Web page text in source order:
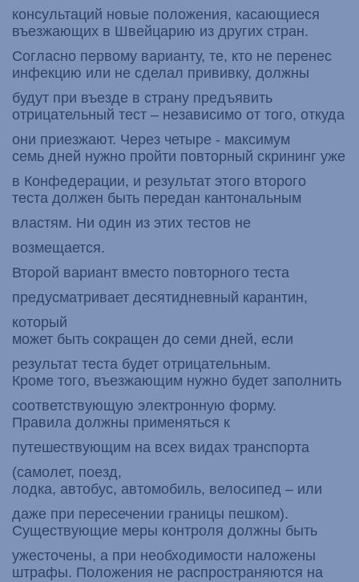
консультаций новые положения, касающиеся
въезжающих в Швейцарию из других стран.
Согласно первому варианту, те, кто не перенес
инфекцию или не сделал прививку, должны
будут при въезде в страну предъявить
отрицательный тест – независимо от того, откуда
они приезжают. Через четыре - максимум
семь дней нужно пройти повторный скрининг уже
в Конфедерации, и результат этого второго
теста должен быть передан кантональным
властям. Ни один из этих тестов не
возмещается.
Второй вариант вместо повторного теста
предусматривает десятидневный карантин,
который
может быть сокращен до семи дней, если
результат теста будет отрицательным.
Кроме того, въезжающим нужно будет заполнить
соответствующую электронную форму.
Правила должны применяться к
путешествующим на всех видах транспорта
(самолет, поезд,
лодка, автобус, автомобиль, велосипед – или
даже при пересечении границы пешком).
Существующие меры контроля должны быть
ужесточены, а при необходимости наложены
штрафы. Положения не распространяются на